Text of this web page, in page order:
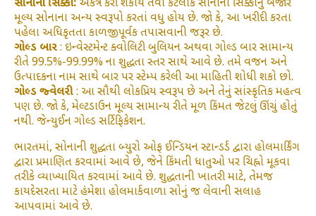
સોનાના સિક્કા: એકત્ર કરી શકાય તેવા કેટલાક સોનાના સિક્કાનું બજાર
મૂલ્ય સોનાના અન્ય સ્વરૂપો કરતાં વધુ હોય છે. જો કે, આ ખરીદી કરતા
પહેલા અધિકૃતતા કાળજીપૂર્વક તપાસવાની જરૂર છે.
ગોલ્ડ બાર: ઇન્વેસ્ટમેન્ટ ક્વોલિટી બુલિયન અથવા ગોલ્ડ બાર સામાન્ય
રીતે 99.5%-99.99% ના શુદ્ધતા સ્તર સાથે આવે છે. તમે વજન અને
ઉત્પાદકના નામ સાથે બાર પર સ્ટેમ્પ કરેલી આ માહિતી શોધી શકો છો.
ગોલ્ડ જ્વેલરી: આ સૌથી લોકપ્રિય સ્વરૂપ છે અને તેનું સાંસ્કૃતિક મહત્વ
પણ છે. જો કે, મેલ્ટડાઉન મૂલ્ય સામાન્ય રીતે મૂળ કિંમત જેટલું ઊંચું હોતું
નથી. જેન્યુઈન ગોલ્ડ સર્ટિફિકેશન.
ભારતમાં, સોનાની શુદ્ધતા બ્યુરો ઓફ ઈન્ડિયન સ્ટાન્ડર્ડ દ્વારા હોલમાર્કિંગ
દ્વારા પ્રમાણિત કરવામાં આવે છે, જેને કિંમતી ધાતુઓ પર ચિહ્નો મૂકવા
તરીકે વ્યાખ્યાયિત કરવામાં આવે છે. શુદ્ધતાની ખાતરી માટે, તેમજ
કાયદેસરતા માટે હંમેશા હોલમાર્કવાળા સોનું જ લેવાની સલાહ
આપવામાં આવે છે.